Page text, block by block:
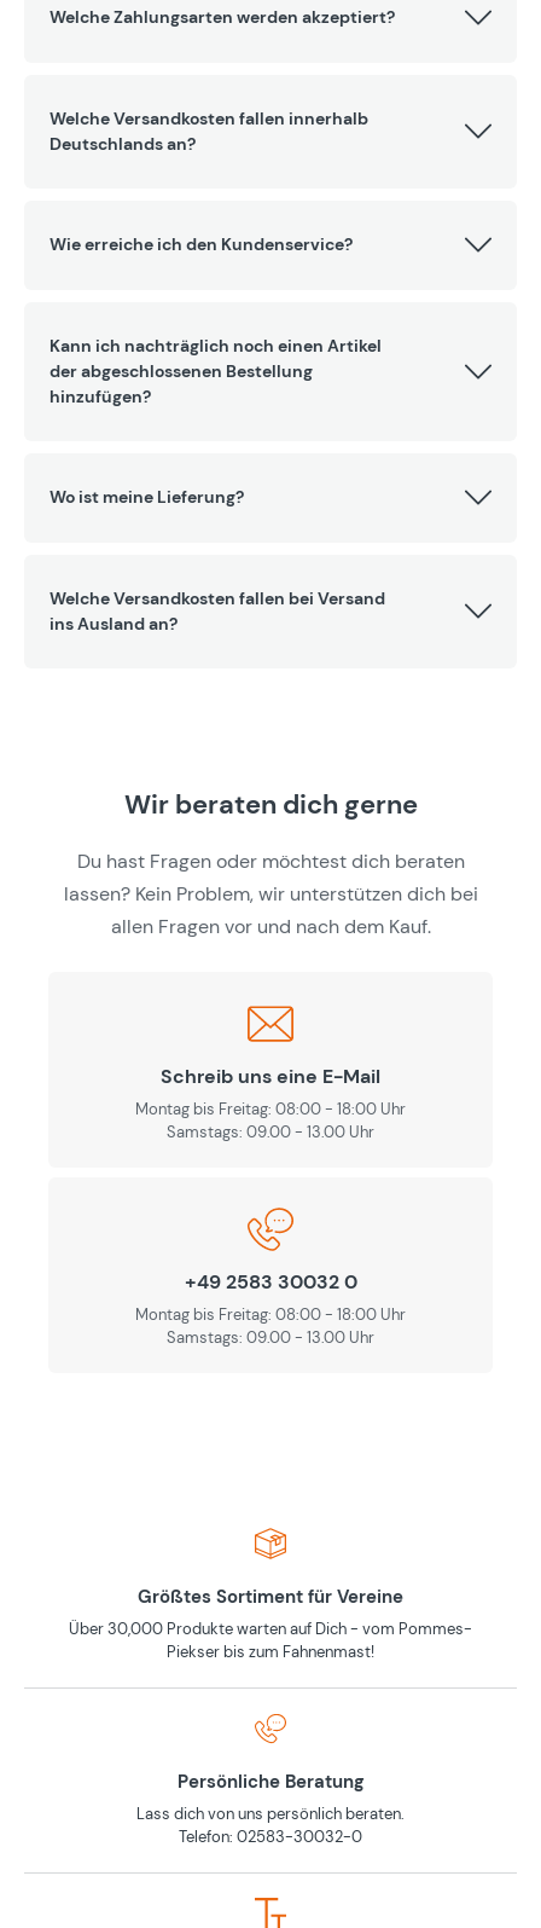
Welche Zahlungsarten werden akzeptiert?
Welche Versandkosten fallen innerhalb
Deutschlands an?
Wie erreiche ich den Kundenservice?
Kann ich nachträglich noch einen Artikel
der abgeschlossenen Bestellung
hinzufügen?
Wo ist meine Lieferung?
Welche Versandkosten fallen bei Versand
ins Ausland an?
Wir beraten dich gerne
Du hast Fragen oder möchtest dich beraten
lassen? Kein Problem, wir unterstützen dich bei
allen Fragen vor und nach dem Kauf.
Schreib uns eine E-Mail
Montag bis Freitag: 08:00 - 18:00 Uhr
Samstags: 09.00 - 13.00 Uhr
+49 2583 30032 0
Montag bis Freitag: 08:00 - 18:00 Uhr
Samstags: 09.00 - 13.00 Uhr
Größtes Sortiment für Vereine
Über 30,000 Produkte warten auf Dich - vom Pommes-
Piekser bis zum Fahnenmast!
Persönliche Beratung
Lass dich von uns persönlich beraten.
Telefon: 02583-30032-0